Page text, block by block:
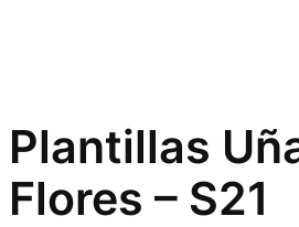
Plantillas
Flores – S21